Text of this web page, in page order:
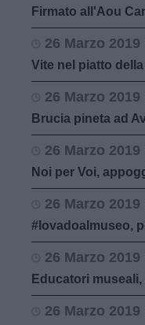
Firmato all'Aou
26 Marzo 2019
Vite nel piatto
26 Marzo 2019
Brucia pineta ad
26 Marzo 2019
Noi per Voi,
26 Marzo 2019
#Iovadoalmuseo,
26 Marzo 2019
Educatori
26 Marzo 2019